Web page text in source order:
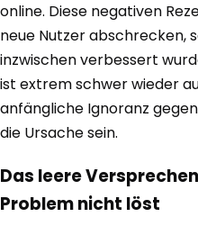
online. Diese negativen
neue Nutzer abschrecken,
inzwischen verbessert
ist extrem schwer wieder
anfängliche Ignoranz
die Ursache sein.
Das leere
Problem nicht löst